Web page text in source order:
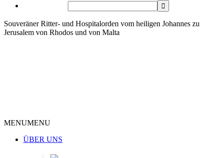
Souveräner Ritter- und Hospitalorden vom heiligen Johannes zu
Jerusalem von Rhodos und von Malta
MENUMENU
ÜBER UNS